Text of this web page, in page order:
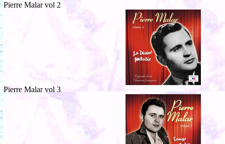
Pierre Malar vol 2
Pierre Malar vol 3